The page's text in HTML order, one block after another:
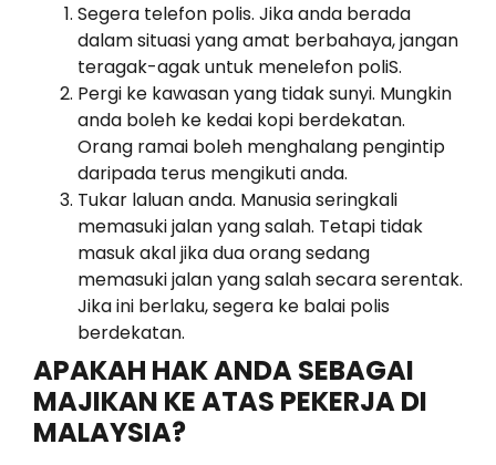
Segera telefon polis. Jika anda berada
dalam situasi yang amat berbahaya, jangan
teragak-agak untuk menelefon poliS.
Pergi ke kawasan yang tidak sunyi. Mungkin
anda boleh ke kedai kopi berdekatan.
Orang ramai boleh menghalang pengintip
daripada terus mengikuti anda.
Tukar laluan anda. Manusia seringkali
memasuki jalan yang salah. Tetapi tidak
masuk akal jika dua orang sedang
memasuki jalan yang salah secara serentak.
Jika ini berlaku, segera ke balai polis
berdekatan.
APAKAH HAK ANDA SEBAGAI
MAJIKAN KE ATAS PEKERJA DI
MALAYSIA?